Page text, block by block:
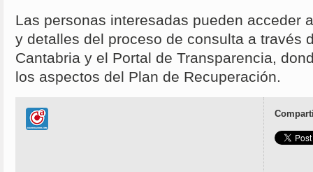
Las personas interesadas pueden acceder
y detalles del proceso de consulta a través
Cantabria y el Portal de Transparencia,
los aspectos del Plan de Recuperación.